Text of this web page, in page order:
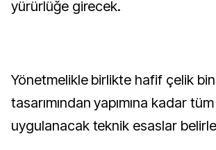
yürürlüğe girecek.
Yönetmelikle birlikte hafif çelik
tasarımından yapımına kadar
uygulanacak teknik esaslar